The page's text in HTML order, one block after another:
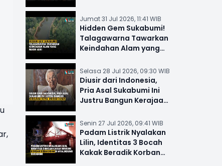
Jumat 31 Jul 2026, 11:41 WIB
Hidden Gem Sukabumi!
Talagawarna Tawarkan
Keindahan Alam yang
Selasa 28 Jul 2026, 09:30 WIB
Diusir dari Indonesia,
Pria Asal Sukabumi Ini
Justru Bangun Kerajaan
Senin 27 Jul 2026, 09:41 WIB
Padam Listrik Nyalakan
Lilin, Identitas 3 Bocah
Kakak Beradik Korban